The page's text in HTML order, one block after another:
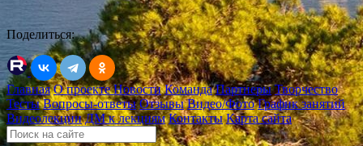
Поделиться:
Главная О проектеНовости Команда Партнеры Творчество
Тесты Вопросы-ответы Отзывы Видео/Фото График занятий
Видеолекции ДМ к лекциям Контакты Карта сайта